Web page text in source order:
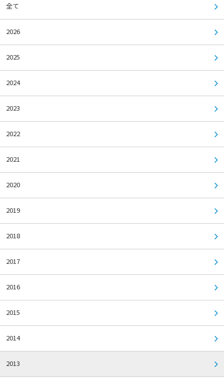
全て
2026
2025
2024
2023
2022
2021
2020
2019
2018
2017
2016
2015
2014
2013